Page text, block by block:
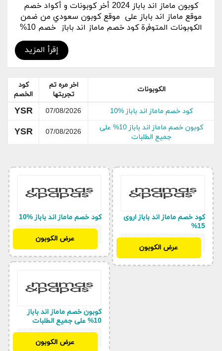
إقرأ المزيد
كوبون ماماز اند باباز 2024 أخر كوبونات و أكواد خصم
موقع ماماز اند باباز على موقع كوبون سعودي من ضمن
الكوبونات المتوفرة كود خصم ماماز اند باباز خصم 10%
على جميع الطلبيات التي تتم من خلال متجر بالاضافة الى
كوبون شحن مجاني لموقع ماماز اند باباز
mamas and
الكوبونات
اخر مره تم
تجربتها
كود
الخصم
كود خصم ماماز اند باباز %10
07/08/2026
YSR
كوبون خصم ماماز اند باباز 10% على
جميع الطلبات
07/08/2026
YSR
كود خصم ماماز اند باباز اروى
15%
عرض الكوبون
كود خصم ماماز اند باباز %10
عرض الكوبون
كوبون خصم ماماز اند باباز
10% على جميع الطلبات
عرض الكوبون